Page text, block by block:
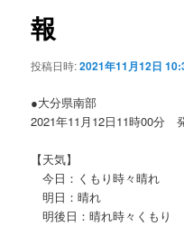
ョ
ン
報
投稿日時:2021年11月12日
●大分県南部
2021年11月12日11時00分
【天気】
今日：くもり時々晴れ
明日：晴れ
明後日：晴れ時々くもり